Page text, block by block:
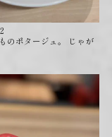
のポタージュ。 じゃが